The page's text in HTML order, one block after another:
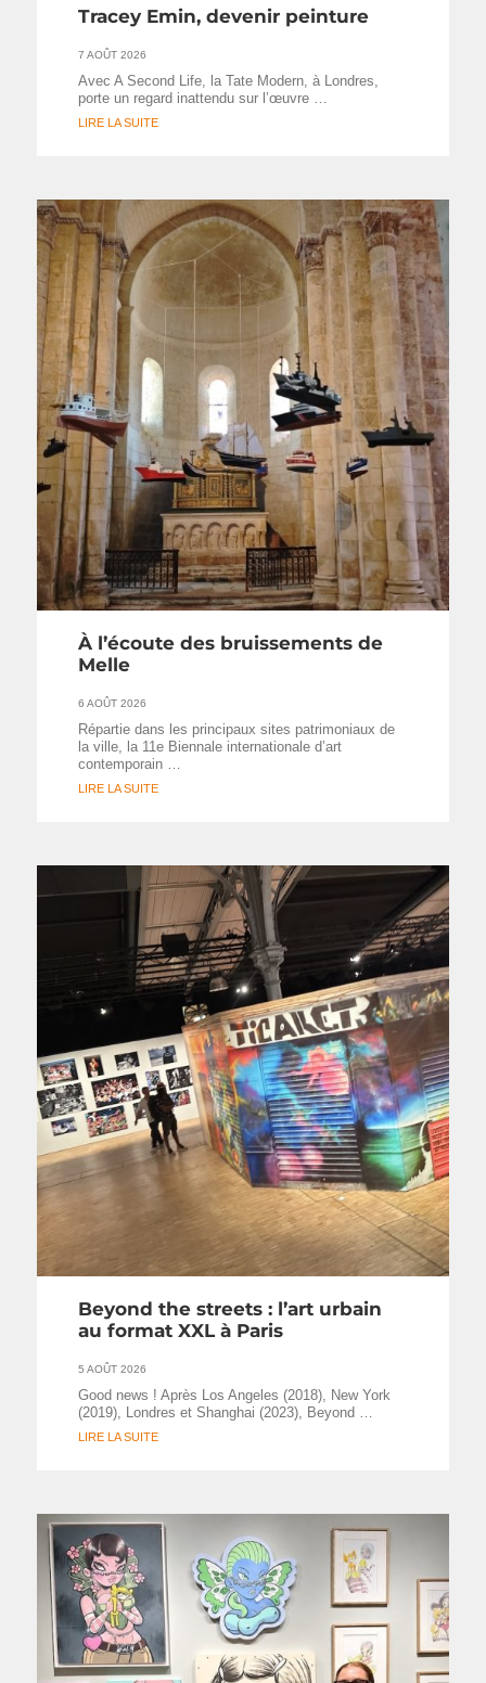
Tracey Emin, devenir peinture
7 AOÛT 2026
Avec A Second Life, la Tate Modern, à Londres,
porte un regard inattendu sur l’œuvre …
LIRE LA SUITE
À l’écoute des bruissements de
Melle
6 AOÛT 2026
Répartie dans les principaux sites patrimoniaux de
la ville, la 11e Biennale internationale d’art
contemporain …
LIRE LA SUITE
Beyond the streets : l’art urbain
au format XXL à Paris
5 AOÛT 2026
Good news ! Après Los Angeles (2018), New York
(2019), Londres et Shanghai (2023), Beyond …
LIRE LA SUITE